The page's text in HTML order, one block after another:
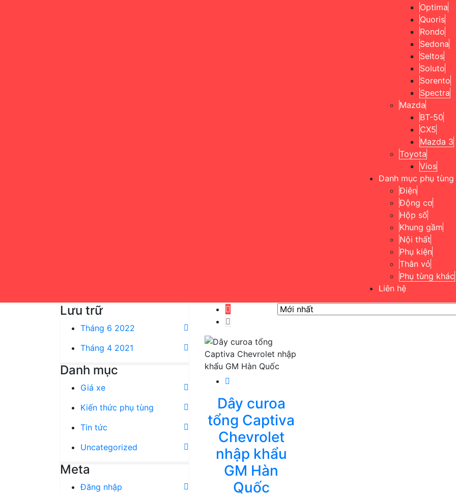
Optima
Quoris
Rondo
Sedona
Seltos
Soluto
Sorento
Spectra
Mazda
BT-50
CX5
Mazda 3
Toyota
Vios
Danh mục phụ tùng
Điện
Động cơ
Hộp số
Khung gầm
Nội thất
Phụ kiện
Thân vỏ
Phụ tùng khác
Liên hệ
Lưu trữ
Tháng 6 2022
Tháng 4 2021
Danh mục
Giá xe
Kiến thức phụ tùng
Tin tức
Uncategorized
Meta
Đăng nhập
Dây curoa
tổng Captiva
Chevrolet
nhập khẩu
GM Hàn
Quốc